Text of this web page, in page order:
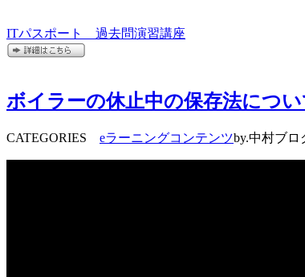
ITパスポート 過去問演習講座
ボイラーの休止中の保存法につ
CATEGORIES eラーニングコンテンツby.中村ブロ